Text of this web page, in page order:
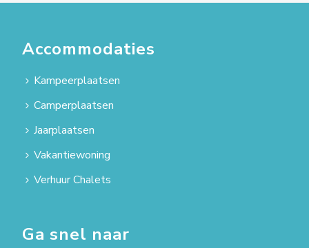
Accommodaties
Kampeerplaatsen
Camperplaatsen
Jaarplaatsen
Vakantiewoning
Verhuur Chalets
Ga snel naar